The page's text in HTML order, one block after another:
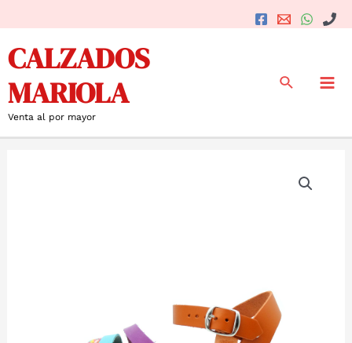
al
contenido
CALZADOS
MARIOLA
Venta al por mayor
Buscar